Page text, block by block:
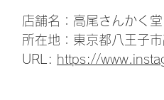
店舗名：高尾さんかく堂
所在地：東京都八王子
URL: https://